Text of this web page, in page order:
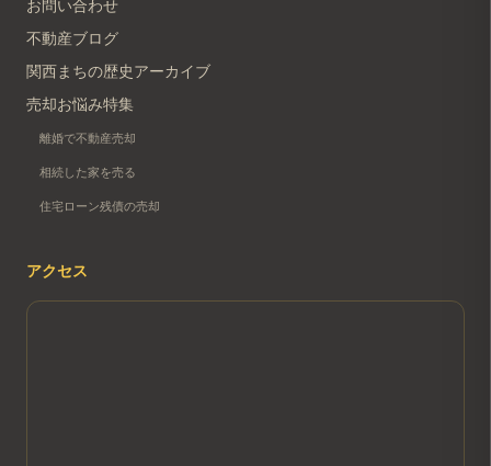
お問い合わせ
不動産ブログ
関西まちの歴史アーカイブ
売却お悩み特集
離婚で不動産売却
相続した家を売る
住宅ローン残債の売却
アクセス